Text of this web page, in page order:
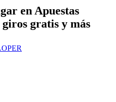
en Apuestas
gratis y más